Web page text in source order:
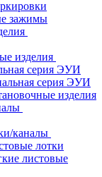
зажимы
изделия
серия ЭУИ
серия ЭУИ
изделия
каналы
лотки
листовые